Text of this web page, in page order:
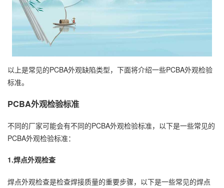
以上是常见的PCBA外观缺陷类型，下面将介绍一些PCBA外观检验
标准。
PCBA外观检验标准
不同的厂家可能会有不同的PCBA外观检验标准，以下是一些常见的
PCBA外观检验标准：
1.焊点外观检查
焊点外观检查是检查焊接质量的重要步骤，以下是一些常见的焊点